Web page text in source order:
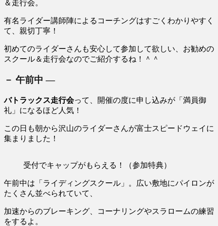
＆走行会。
有名ライダー講師陣によるコーチングはすごくわかりやすく
て、親切丁寧！
初めてのライダーさんも安心して参加して欲しい、お勧めの
スクール＆走行会なのでご紹介するね！＾＾
－ 午前中 ―
バトラックス走行会って、開催の度に申し込みが「満員御
礼」になるほど人気！
この日も朝から沢山のライダーさんが富士スピードウェイに
集まりました！
受付でキャップがもらえる！（参加特典）
午前中は「ライディングスクール」。広い敷地にパイロンが
たくさん並べられていて、
加速からのブレーキング、コーナリングやスラロームの練習
をするよ。